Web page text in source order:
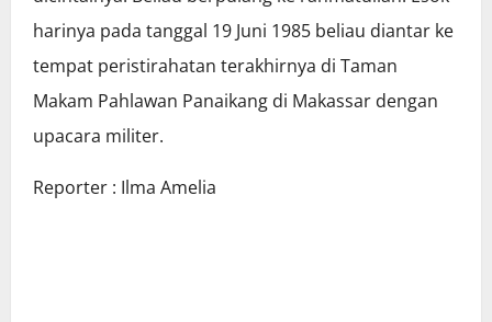
harinya pada tanggal 19 Juni 1985 beliau diantar ke
tempat peristirahatan terakhirnya di Taman
Makam Pahlawan Panaikang di Makassar dengan
upacara militer.
Reporter : Ilma Amelia